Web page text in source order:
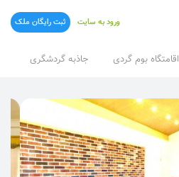
اقامتگاه بوم گردی جاذبه گردشگری
ورود به سایت ثبت رایگان ملک